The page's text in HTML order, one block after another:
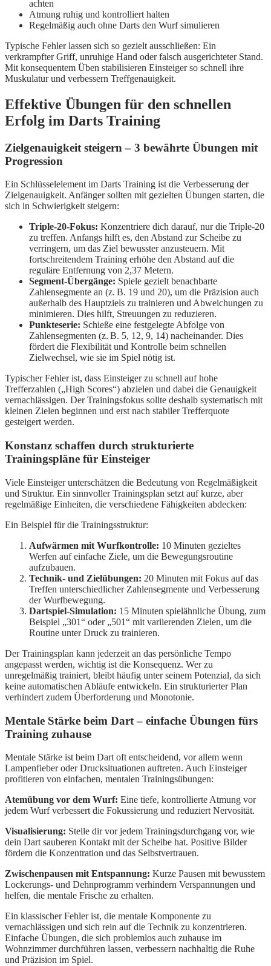
achten
Atmung ruhig und kontrolliert halten
Regelmäßig auch ohne Darts den Wurf simulieren
Typische Fehler lassen sich so gezielt ausschließen: Ein
verkrampfter Griff, unruhige Hand oder falsch ausgerichteter Stand.
Mit konsequentem Üben stabilisieren Einsteiger so schnell ihre
Muskulatur und verbessern Treffgenauigkeit.
Effektive Übungen für den schnellen
Erfolg im Darts Training
Zielgenauigkeit steigern – 3 bewährte Übungen mit
Progression
Ein Schlüsselelement im Darts Training ist die Verbesserung der
Zielgenauigkeit. Anfänger sollten mit gezielten Übungen starten, die
sich in Schwierigkeit steigern:
Triple-20-Fokus: Konzentriere dich darauf, nur die Triple-20
zu treffen. Anfangs hilft es, den Abstand zur Scheibe zu
verringern, um das Ziel bewusster anzusteuern. Mit
fortschreitendem Training erhöhe den Abstand auf die
reguläre Entfernung von 2,37 Metern.
Segment-Übergänge: Spiele gezielt benachbarte
Zahlensegmente an (z. B. 19 und 20), um die Präzision auch
außerhalb des Hauptziels zu trainieren und Abweichungen zu
minimieren. Dies hilft, Streuungen zu reduzieren.
Punkteserie: Schieße eine festgelegte Abfolge von
Zahlensegmenten (z. B. 5, 12, 9, 14) nacheinander. Dies
fördert die Flexibilität und Kontrolle beim schnellen
Zielwechsel, wie sie im Spiel nötig ist.
Typischer Fehler ist, dass Einsteiger zu schnell auf hohe
Trefferzahlen („High Scores“) abzielen und dabei die Genauigkeit
vernachlässigen. Der Trainingsfokus sollte deshalb systematisch mit
kleinen Zielen beginnen und erst nach stabiler Trefferquote
gesteigert werden.
Konstanz schaffen durch strukturierte
Trainingspläne für Einsteiger
Viele Einsteiger unterschätzen die Bedeutung von Regelmäßigkeit
und Struktur. Ein sinnvoller Trainingsplan setzt auf kurze, aber
regelmäßige Einheiten, die verschiedene Fähigkeiten abdecken:
Ein Beispiel für die Trainingsstruktur:
Aufwärmen mit Wurfkontrolle: 10 Minuten gezieltes
Werfen auf einfache Ziele, um die Bewegungsroutine
aufzubauen.
Technik- und Zielübungen: 20 Minuten mit Fokus auf das
Treffen unterschiedlicher Zahlensegmente und Verbesserung
der Wurfbewegung.
Dartspiel-Simulation: 15 Minuten spielähnliche Übung, zum
Beispiel „301“ oder „501“ mit variierenden Zielen, um die
Routine unter Druck zu trainieren.
Der Trainingsplan kann jederzeit an das persönliche Tempo
angepasst werden, wichtig ist die Konsequenz. Wer zu
unregelmäßig trainiert, bleibt häufig unter seinem Potenzial, da sich
keine automatischen Abläufe entwickeln. Ein strukturierter Plan
verhindert zudem Überforderung und Monotonie.
Mentale Stärke beim Dart – einfache Übungen fürs
Training zuhause
Mentale Stärke ist beim Dart oft entscheidend, vor allem wenn
Lampenfieber oder Drucksituationen auftreten. Auch Einsteiger
profitieren von einfachen, mentalen Trainingsübungen:
Atemübung vor dem Wurf: Eine tiefe, kontrollierte Atmung vor
jedem Wurf verbessert die Fokussierung und reduziert Nervosität.
Visualisierung: Stelle dir vor jedem Trainingsdurchgang vor, wie
dein Dart sauberen Kontakt mit der Scheibe hat. Positive Bilder
fördern die Konzentration und das Selbstvertrauen.
Zwischenpausen mit Entspannung: Kurze Pausen mit bewusstem
Lockerungs- und Dehnprogramm verhindern Verspannungen und
helfen, die mentale Frische zu erhalten.
Ein klassischer Fehler ist, die mentale Komponente zu
vernachlässigen und sich rein auf die Technik zu konzentrieren.
Einfache Übungen, die sich problemlos auch zuhause im
Wohnzimmer durchführen lassen, verbessern nachhaltig die Ruhe
und Präzision im Spiel.